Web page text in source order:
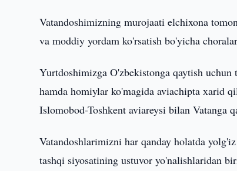
Vatandoshimizning murojaati elchixona
va moddiy yordam ko'rsatish bo'yicha
Yurtdoshimizga O'zbekistonga qaytish
hamda homiylar ko'magida aviachipta xarid
Islomobod-Toshkent aviareysi bilan Vatanga
Vatandoshlarimizni har qanday holatda
tashqi siyosatining ustuvor yo'nalishlaridan